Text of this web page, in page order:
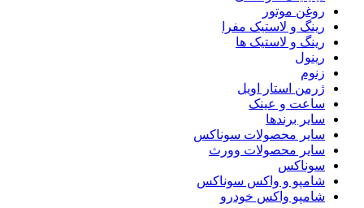
روغن موتور
رینگ و لاستیک مفرا
رینگ و لاستیک ها
رینول
زنوم
ژرمن استار اویل
ساعت و عینک
سایر برندها
سایر محصولات سوناکس
سایر محصولات وورث
سوناکس
شامپو و واکس سوناکس
شامپو واکس خودرو